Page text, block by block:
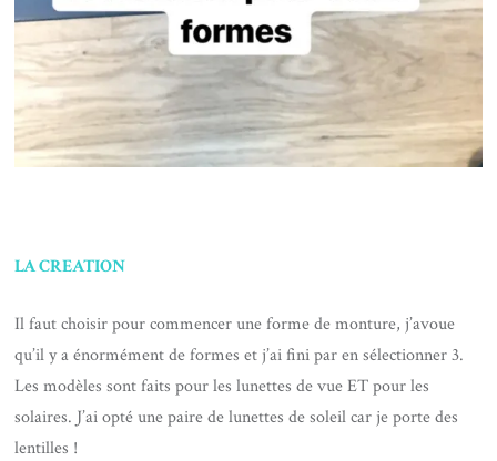
LA CREATION
Il faut choisir pour commencer une forme de monture, j’avoue
qu’il y a énormément de formes et j’ai fini par en sélectionner 3.
Les modèles sont faits pour les lunettes de vue ET pour les
solaires. J’ai opté une paire de lunettes de soleil car je porte des
lentilles !